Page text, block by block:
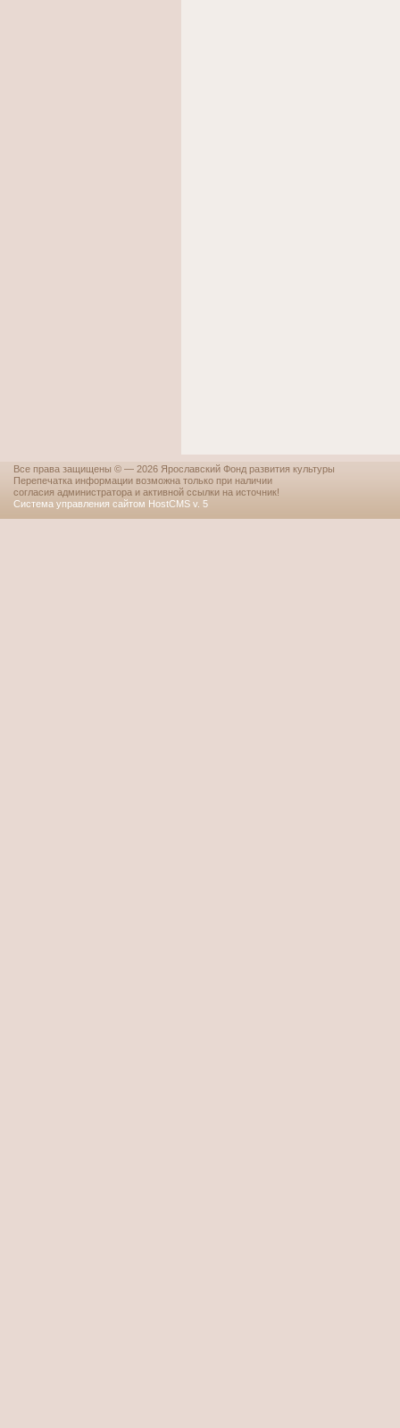
Все права защищены © — 2026 Ярославский Фонд развития культуры
Перепечатка информации возможна только при наличии
согласия администратора и активной ссылки на источник!
Система управления сайтом HostCMS v. 5